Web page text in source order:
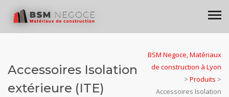
Accessoires Isolation
extérieure (ITE)
BSM Negoce, Matériaux
de construction à Lyon
> Produits >
Accessoires Isolation